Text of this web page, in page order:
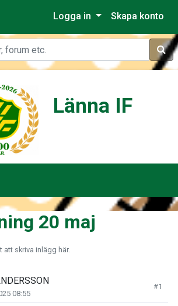
Logga in Skapa konto
Sök
Länna IF
20 maj
att skriva inlägg här.
08:55
#1